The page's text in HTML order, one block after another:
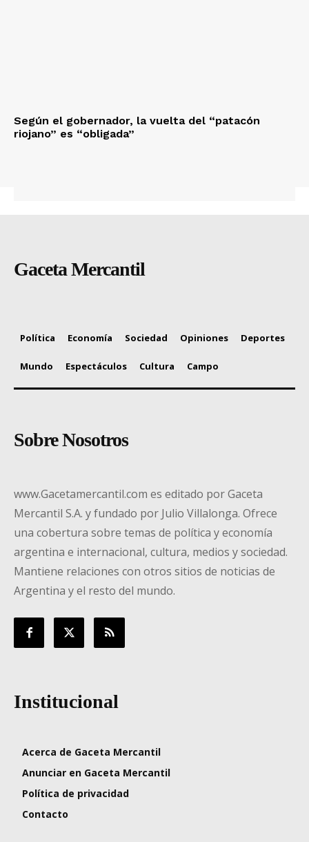
Según el gobernador, la vuelta del “patacón
riojano” es “obligada”
Gaceta Mercantil
Política Economía Sociedad Opiniones Deportes
Mundo Espectáculos Cultura Campo
Sobre Nosotros
www.Gacetamercantil.com es editado por Gaceta
Mercantil S.A. y fundado por Julio Villalonga. Ofrece
una cobertura sobre temas de política y economía
argentina e internacional, cultura, medios y sociedad.
Mantiene relaciones con otros sitios de noticias de
Argentina y el resto del mundo.
Institucional
Acerca de Gaceta Mercantil
Anunciar en Gaceta Mercantil
Política de privacidad
Contacto